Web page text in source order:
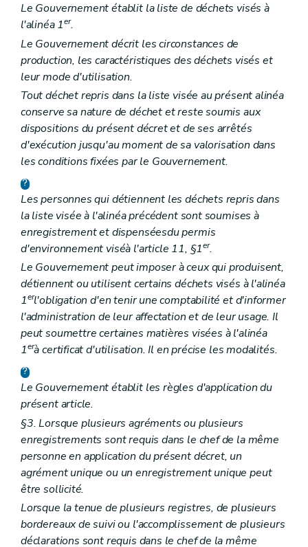
Le Gouvernement établit la liste de déchets visés à
l'alinéa 1er.
Le Gouvernement décrit les circonstances de
production, les caractéristiques des déchets visés et
leur mode d'utilisation.
Tout déchet repris dans la liste visée au présent alinéa
conserve sa nature de déchet et reste soumis aux
dispositions du présent décret et de ses arrêtés
d'exécution jusqu'au moment de sa valorisation dans
les conditions fixées par le Gouvernement.
Les personnes qui détiennent les déchets repris dans
la liste visée à l'alinéa précédent sont soumises à
enregistrement et dispenséesdu permis
d'environnement viséà l'article 11, §1er.
Le Gouvernement peut imposer à ceux qui produisent,
détiennent ou utilisent certains déchets visés à l'alinéa
1erl'obligation d'en tenir une comptabilité et d'informer
l'administration de leur affectation et de leur usage. Il
peut soumettre certaines matières visées à l'alinéa
1erà certificat d'utilisation. Il en précise les modalités.
Le Gouvernement établit les règles d'application du
présent article.
§3. Lorsque plusieurs agréments ou plusieurs
enregistrements sont requis dans le chef de la même
personne en application du présent décret, un
agrément unique ou un enregistrement unique peut
être sollicité.
Lorsque la tenue de plusieurs registres, de plusieurs
bordereaux de suivi ou l'accomplissement de plusieurs
déclarations sont requis dans le chef de la même